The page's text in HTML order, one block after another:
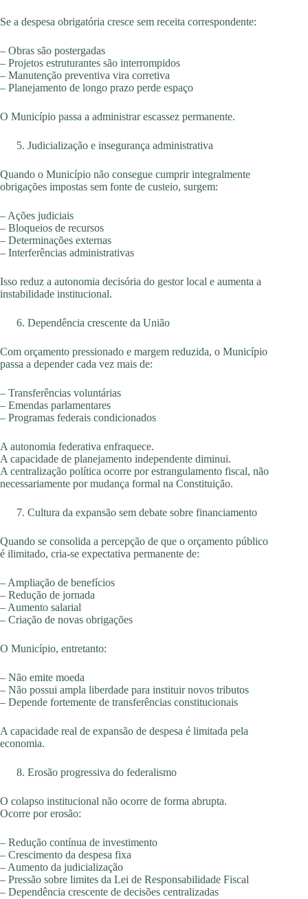
Se a despesa obrigatória cresce sem receita correspondente:
– Obras são postergadas
– Projetos estruturantes são interrompidos
– Manutenção preventiva vira corretiva
– Planejamento de longo prazo perde espaço
O Município passa a administrar escassez permanente.
Judicialização e insegurança administrativa
Quando o Município não consegue cumprir integralmente
obrigações impostas sem fonte de custeio, surgem:
– Ações judiciais
– Bloqueios de recursos
– Determinações externas
– Interferências administrativas
Isso reduz a autonomia decisória do gestor local e aumenta a
instabilidade institucional.
Dependência crescente da União
Com orçamento pressionado e margem reduzida, o Município
passa a depender cada vez mais de:
– Transferências voluntárias
– Emendas parlamentares
– Programas federais condicionados
A autonomia federativa enfraquece.
A capacidade de planejamento independente diminui.
A centralização política ocorre por estrangulamento fiscal, não
necessariamente por mudança formal na Constituição.
Cultura da expansão sem debate sobre financiamento
Quando se consolida a percepção de que o orçamento público
é ilimitado, cria-se expectativa permanente de:
– Ampliação de benefícios
– Redução de jornada
– Aumento salarial
– Criação de novas obrigações
O Município, entretanto:
– Não emite moeda
– Não possui ampla liberdade para instituir novos tributos
– Depende fortemente de transferências constitucionais
A capacidade real de expansão de despesa é limitada pela
economia.
Erosão progressiva do federalismo
O colapso institucional não ocorre de forma abrupta.
Ocorre por erosão:
– Redução contínua de investimento
– Crescimento da despesa fixa
– Aumento da judicialização
– Pressão sobre limites da Lei de Responsabilidade Fiscal
– Dependência crescente de decisões centralizadas